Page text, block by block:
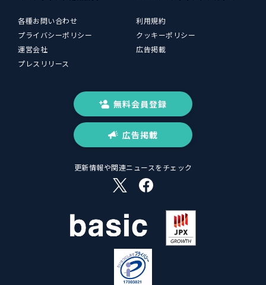
各種お問い合わせ
利用規約
プライバシーポリシー
クッキーポリシー
運営会社
広告掲載
プレスリリース
無料会員登録
広告掲載
更新情報や関連ニュースをチェック